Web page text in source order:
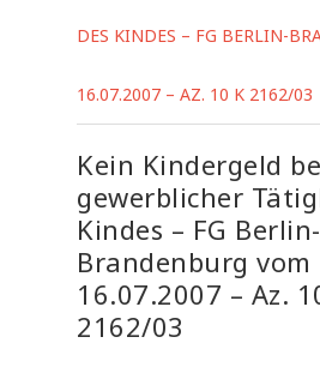
DES KINDES – FG BERLIN-
16.07.2007 – AZ. 10 K 2162/03
Kein Kindergeld
gewerblicher
Kindes – FG Berlin-
Brandenburg vom
16.07.2007 – Az.
2162/03